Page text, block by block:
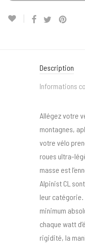
Description
Informations
Allégez votre
montagnes,
votre vélo
roues ultra-
masse est
Alpinist CL
leur
minimum
chaque watt
rigidité, la